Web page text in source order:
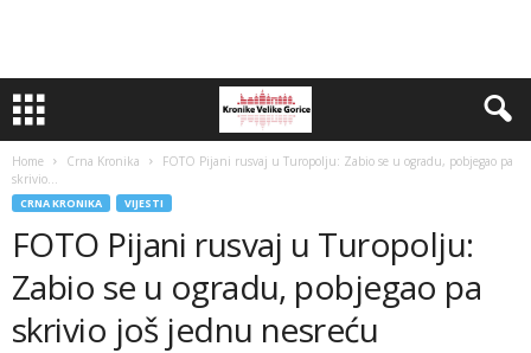
Home Crna Kronika
FOTO Pijani rusvaj u Turopolju: Zabio se u ogradu, pobjegao pa
skrivio...
CRNA KRONIKA VIJESTI
FOTO Pijani rusvaj u Turopolju:
Zabio se u ogradu, pobjegao pa
skrivio još jednu nesreću